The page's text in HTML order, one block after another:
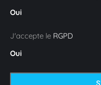
Oui
J'accepte le RGPD
Oui